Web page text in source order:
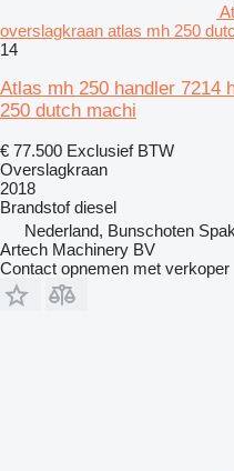
overslagkraan atlas mh 250
14
Atlas mh 250 handler 7214
250 dutch machi
€ 77.500 Exclusief BTW
Overslagkraan
2018
Brandstof diesel
Nederland, Bunschoten
Artech Machinery BV
Contact opnemen met verkoper